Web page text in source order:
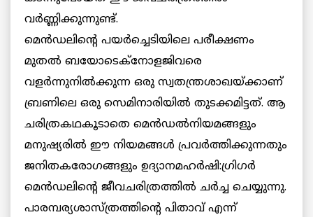
വര്‍ണ്ണിക്കുന്നുണ്ട്.
മെന്‍ഡലിന്റെ പയര്‍ച്ചെടിയിലെ പരീക്ഷണം
മുതല്‍ ബയോടെക്‌നോളജിവരെ
വളര്‍ന്നുനില്‍ക്കുന്ന ഒരു സ്വതന്ത്രശാഖയ്ക്കാണ്
ബ്രണിലെ ഒരു സെമിനാരിയില്‍ തുടക്കമിട്ടത്. ആ
ചരിത്രകഥകൂടാതെ മെന്‍ഡല്‍നിയമങ്ങളും
മനുഷ്യരില്‍ ഈ നിയമങ്ങള്‍ പ്രവര്‍ത്തിക്കുന്നതും
ജനിതകരോഗങ്ങളും ഉദ്യാനമഹര്‍ഷി:ഗ്രിഗര്‍
മെന്‍ഡലിന്റെ ജീവചരിത്രത്തില്‍ ചര്‍ച്ച ചെയ്യുന്നു.
പാരമ്പര്യശാസ്ത്രത്തിന്റെ പിതാവ് എന്ന്‍